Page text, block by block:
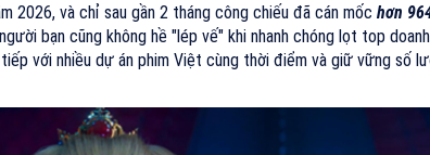
2026, và chỉ sau gần 2 tháng công chiếu đã cán mốc hơn
bạn cũng không hề "lép vế" khi nhanh chóng lọt top
với nhiều dự án phim Việt cùng thời điểm và giữ vững số